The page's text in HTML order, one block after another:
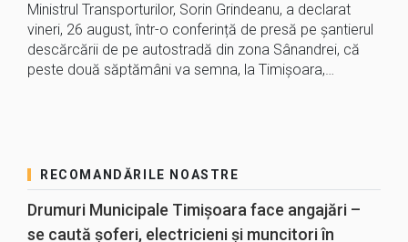
Ministrul Transporturilor, Sorin Grindeanu, a declarat
vineri, 26 august, într-o conferință de presă pe șantierul
descărcării de pe autostradă din zona Sânandrei, că
peste două săptămâni va semna, la Timişoara,…
RECOMANDĂRILE NOASTRE
Drumuri Municipale Timișoara face angajări –
se caută șoferi, electricieni și muncitori în